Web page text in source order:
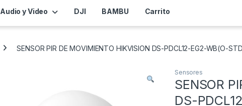
Audio y Video DJI BAMBU Carrito
SENSOR PIR DE MOVIMIENTO HIKVISION DS-PDCL12-EG2-WB(O-
Sensores
SENSOR
DS-